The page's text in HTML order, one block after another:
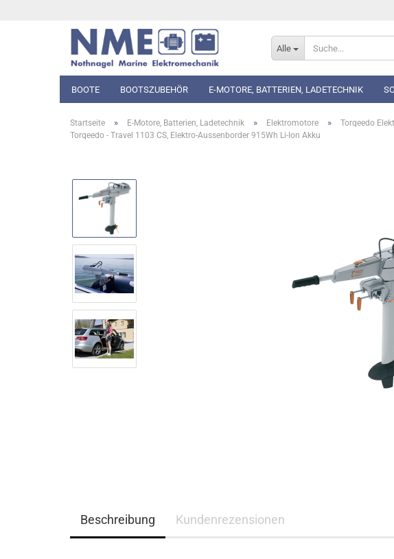
Alle
BOOTE BOOTSZUBEHÖR E-MOTORE, BATTERIEN, LADETECHNIK
Startseite » E-Motore, Batterien, Ladetechnik » Elektromotore » Torqeedo
Torqeedo - Travel 1103 CS, Elektro-Aussenborder 915Wh Li-Ion Akku
Beschreibung Kundenrezensionen